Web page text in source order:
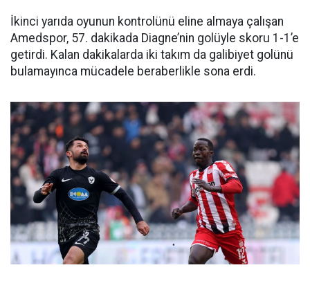
İkinci yarıda oyunun kontrolünü eline almaya çalışan
Amedspor, 57. dakikada Diagne’nin golüyle skoru 1-1’e
getirdi. Kalan dakikalarda iki takım da galibiyet golünü
bulamayınca mücadele beraberlikle sona erdi.